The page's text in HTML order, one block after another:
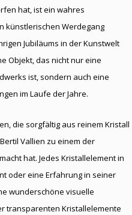
hat, ist ein wahres
künstlerischen Werdegang
Jubiläums in der Kunstwelt
Objekt, das nicht nur eine
ist, sondern auch eine
im Laufe der Jahre.
die sorgfältig aus reinem Kristall
Vallien zu einem der
hat. Jedes Kristallelement in
oder eine Erfahrung in seiner
wunderschöne visuelle
transparenten Kristallelemente